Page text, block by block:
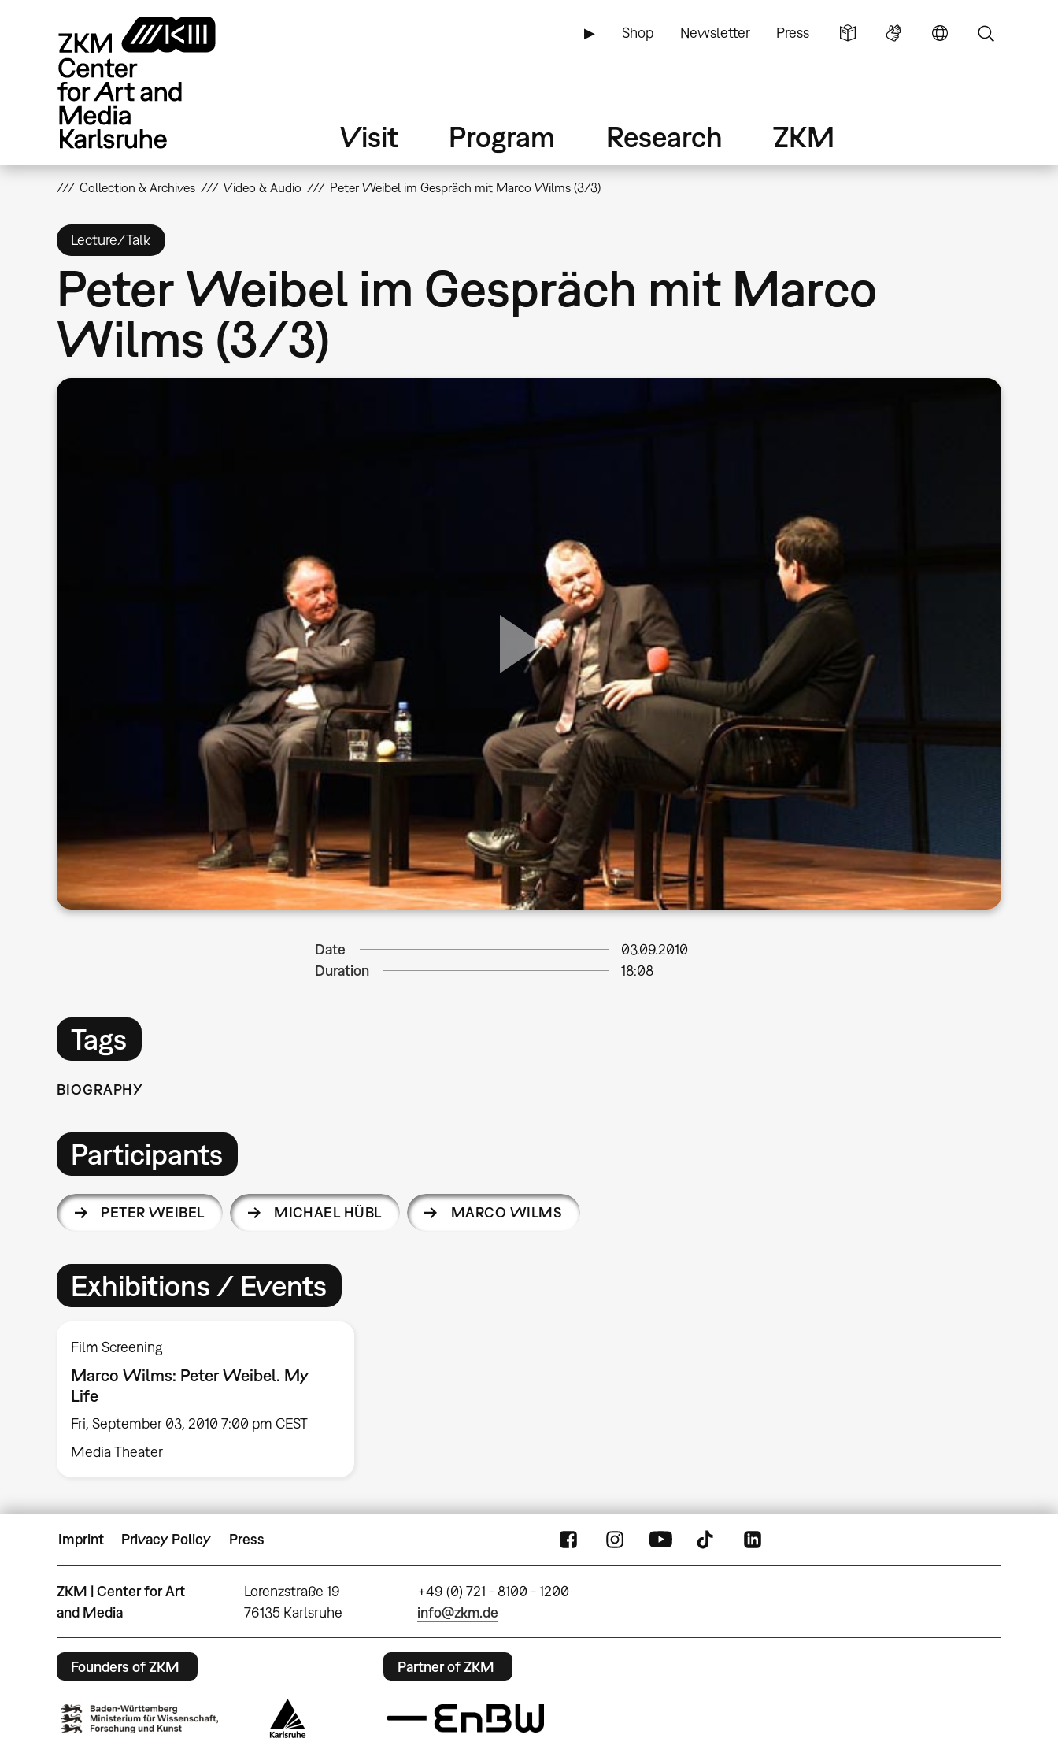
▶ Shop Newsletter Press
Visit Program Research ZKM
Collection & Archives Video & Audio Peter Weibel im Gespräch mit Marco Wilms (3/3)
Lecture/Talk
Peter Weibel im Gespräch mit Marco
Wilms (3/3)
Date
03.09.2010
Duration
18:08
Tags
BIOGRAPHY
Participants
PETER WEIBEL MICHAEL HÜBL MARCO WILMS
Exhibitions / Events
Film Screening
Marco Wilms: Peter Weibel. My
Life
Fri, September 03, 2010 7:00 pm CEST
Media Theater
Imprint Privacy Policy Press
ZKM | Center for Art
and Media
Lorenzstraße 19
76135 Karlsruhe
+49 (0) 721 - 8100 - 1200
info@zkm.de
Founders of ZKM Partner of ZKM